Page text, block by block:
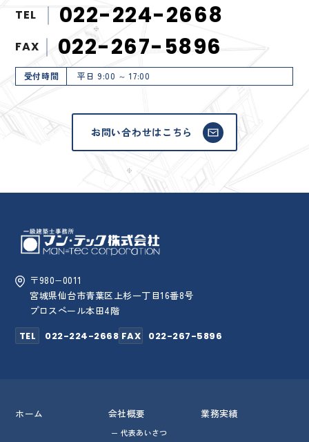
TEL 022-224-2668
FAX 022-267-5896
受付時間 平日 9:00 ～ 17:00
お問い合わせはこちら
〒980−0011
宮城県仙台市青葉区上杉一丁目16番8号
プロスペール本田4階
TEL
022-224-2668 FAX 022-267-5896
ホーム 会社概要
代表あいさつ
業務実績